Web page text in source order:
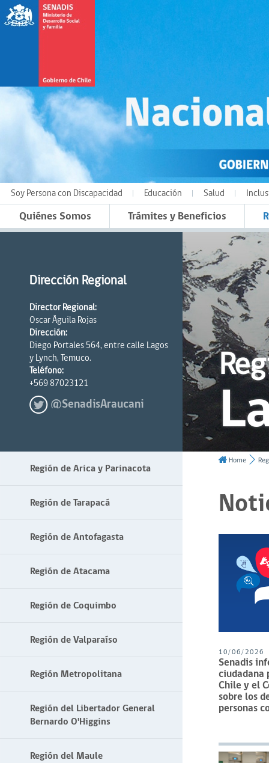
Soy Persona con Discapacidad Educación Salud
Quiénes Somos Trámites y Beneficios
Dirección Regional
Director Regional:
Oscar Águila Rojas
Dirección:
Diego Portales 564, entre calle Lagos
y Lynch, Temuco.
Teléfono:
+569 87023121
@SenadisAraucani
Región de Arica y Parinacota
Región de Tarapacá
Región de Antofagasta
Región de Atacama
Región de Coquimbo
Región de Valparaíso
Región Metropolitana
Región del Libertador General
Bernardo O'Higgins
Región del Maule
Home
10/06/2026
Senadis
ciudadana
Chile y el
sobre los
personas